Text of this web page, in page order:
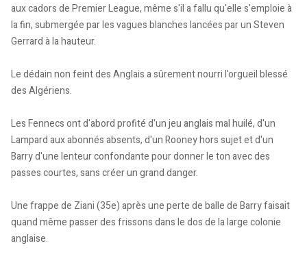
aux cadors de Premier League, même s'il a fallu qu'elle s'emploie à
la fin, submergée par les vagues blanches lancées par un Steven
Gerrard à la hauteur.
Le dédain non feint des Anglais a sûrement nourri l'orgueil blessé
des Algériens.
Les Fennecs ont d'abord profité d'un jeu anglais mal huilé, d'un
Lampard aux abonnés absents, d'un Rooney hors sujet et d'un
Barry d'une lenteur confondante pour donner le ton avec des
passes courtes, sans créer un grand danger.
Une frappe de Ziani (35e) après une perte de balle de Barry faisait
quand même passer des frissons dans le dos de la large colonie
anglaise.